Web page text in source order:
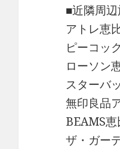
■近隣周
アトレ恵
ピーコッ
ローソン
スターバ
無印良品
BEAMS
ザ・ガー